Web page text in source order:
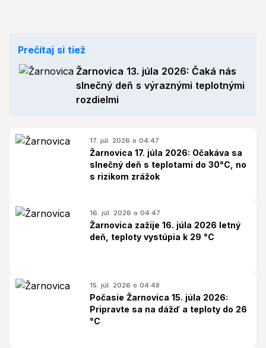
Prečítaj si tiež
Žarnovica 13. júla 2026: Čaká nás
slnečný deň s výraznými teplotnými
rozdielmi
17. júl. 2026 o 04:47
Žarnovica 17. júla 2026: Očakáva sa
slnečný deň s teplotami do 30°C, no
s rizikom zrážok
16. júl. 2026 o 04:47
Žarnovica zažije 16. júla 2026 letný
deň, teploty vystúpia k 29 °C
15. júl. 2026 o 04:48
Počasie Žarnovica 15. júla 2026:
Pripravte sa na dážď a teploty do 26
°C